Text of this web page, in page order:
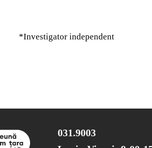
*Investigator independent
031.9003